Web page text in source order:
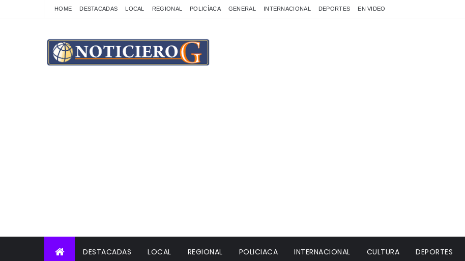
HOME DESTACADAS LOCAL REGIONAL POLICÍACA GENERAL INTERNACIONAL DEPORTES EN VIDEO
DESTACADAS LOCAL REGIONAL POLICIACA INTERNACIONAL CULTURA DEPORTES